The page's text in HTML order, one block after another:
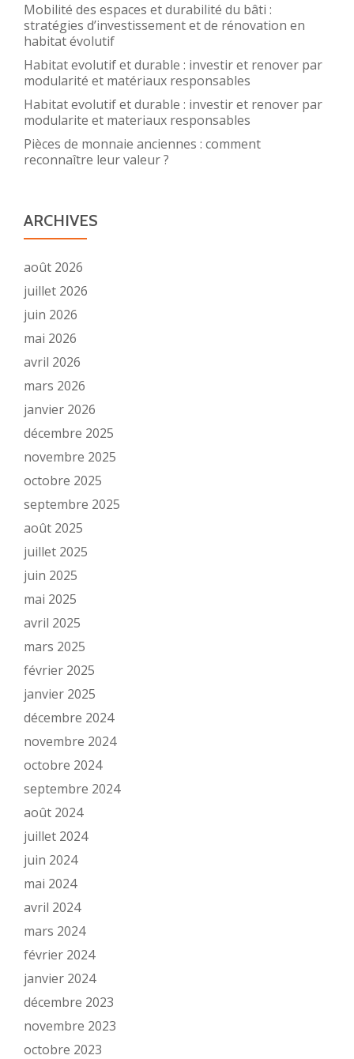
Mobilité des espaces et durabilité du bâti :
stratégies d’investissement et de rénovation en
habitat évolutif
Habitat evolutif et durable : investir et renover par
modularité et matériaux responsables
Habitat evolutif et durable : investir et renover par
modularite et materiaux responsables
Pièces de monnaie anciennes : comment
reconnaître leur valeur ?
ARCHIVES
août 2026
juillet 2026
juin 2026
mai 2026
avril 2026
mars 2026
janvier 2026
décembre 2025
novembre 2025
octobre 2025
septembre 2025
août 2025
juillet 2025
juin 2025
mai 2025
avril 2025
mars 2025
février 2025
janvier 2025
décembre 2024
novembre 2024
octobre 2024
septembre 2024
août 2024
juillet 2024
juin 2024
mai 2024
avril 2024
mars 2024
février 2024
janvier 2024
décembre 2023
novembre 2023
octobre 2023